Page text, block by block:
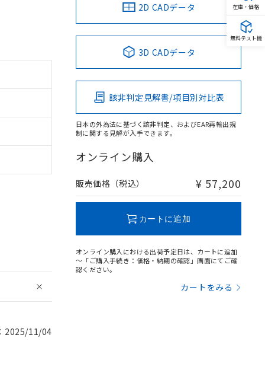
2025/11/04
2D CADデータ
3D CADデータ
該非判定見解書/項目別対比表
日本の外為法に基づく該非判定、およびEAR再輸出規
制に関する見解が入手できます。
オンライン購入
販売価格（税込） ¥ 57,200
カートに追加
オンライン購入における出荷予定日は、カートに追加
～「ご購入手続き：価格・納期の確認」画面にてご確
認ください。
カートをみる
在庫・価格
無料テスト機